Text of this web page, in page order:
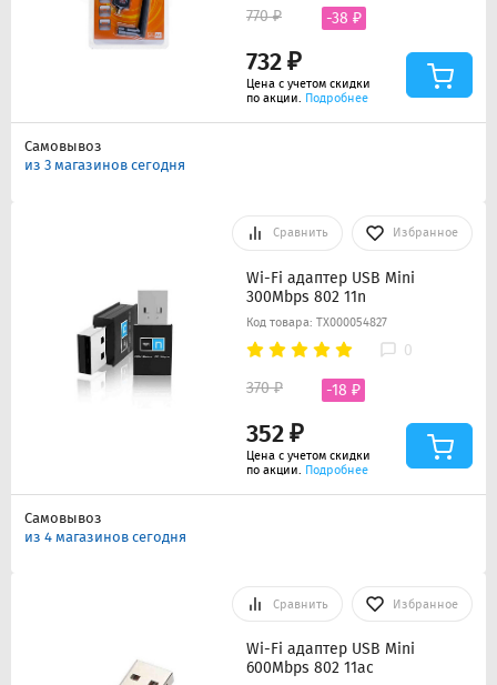
732 ₽
770 ₽ -38 ₽
Цена с учетом скидки
по акции. Подробнее
Самовывоз
из 3 магазинов сегодня
Сравнить Избранное
Wi-Fi адаптер USB Mini
300Mbps 802 11n
Код товара: ТХ000054827
0
352 ₽
370 ₽ -18 ₽
Цена с учетом скидки
по акции. Подробнее
Самовывоз
из 4 магазинов сегодня
Сравнить Избранное
Wi-Fi адаптер USB Mini
600Mbps 802 11ac